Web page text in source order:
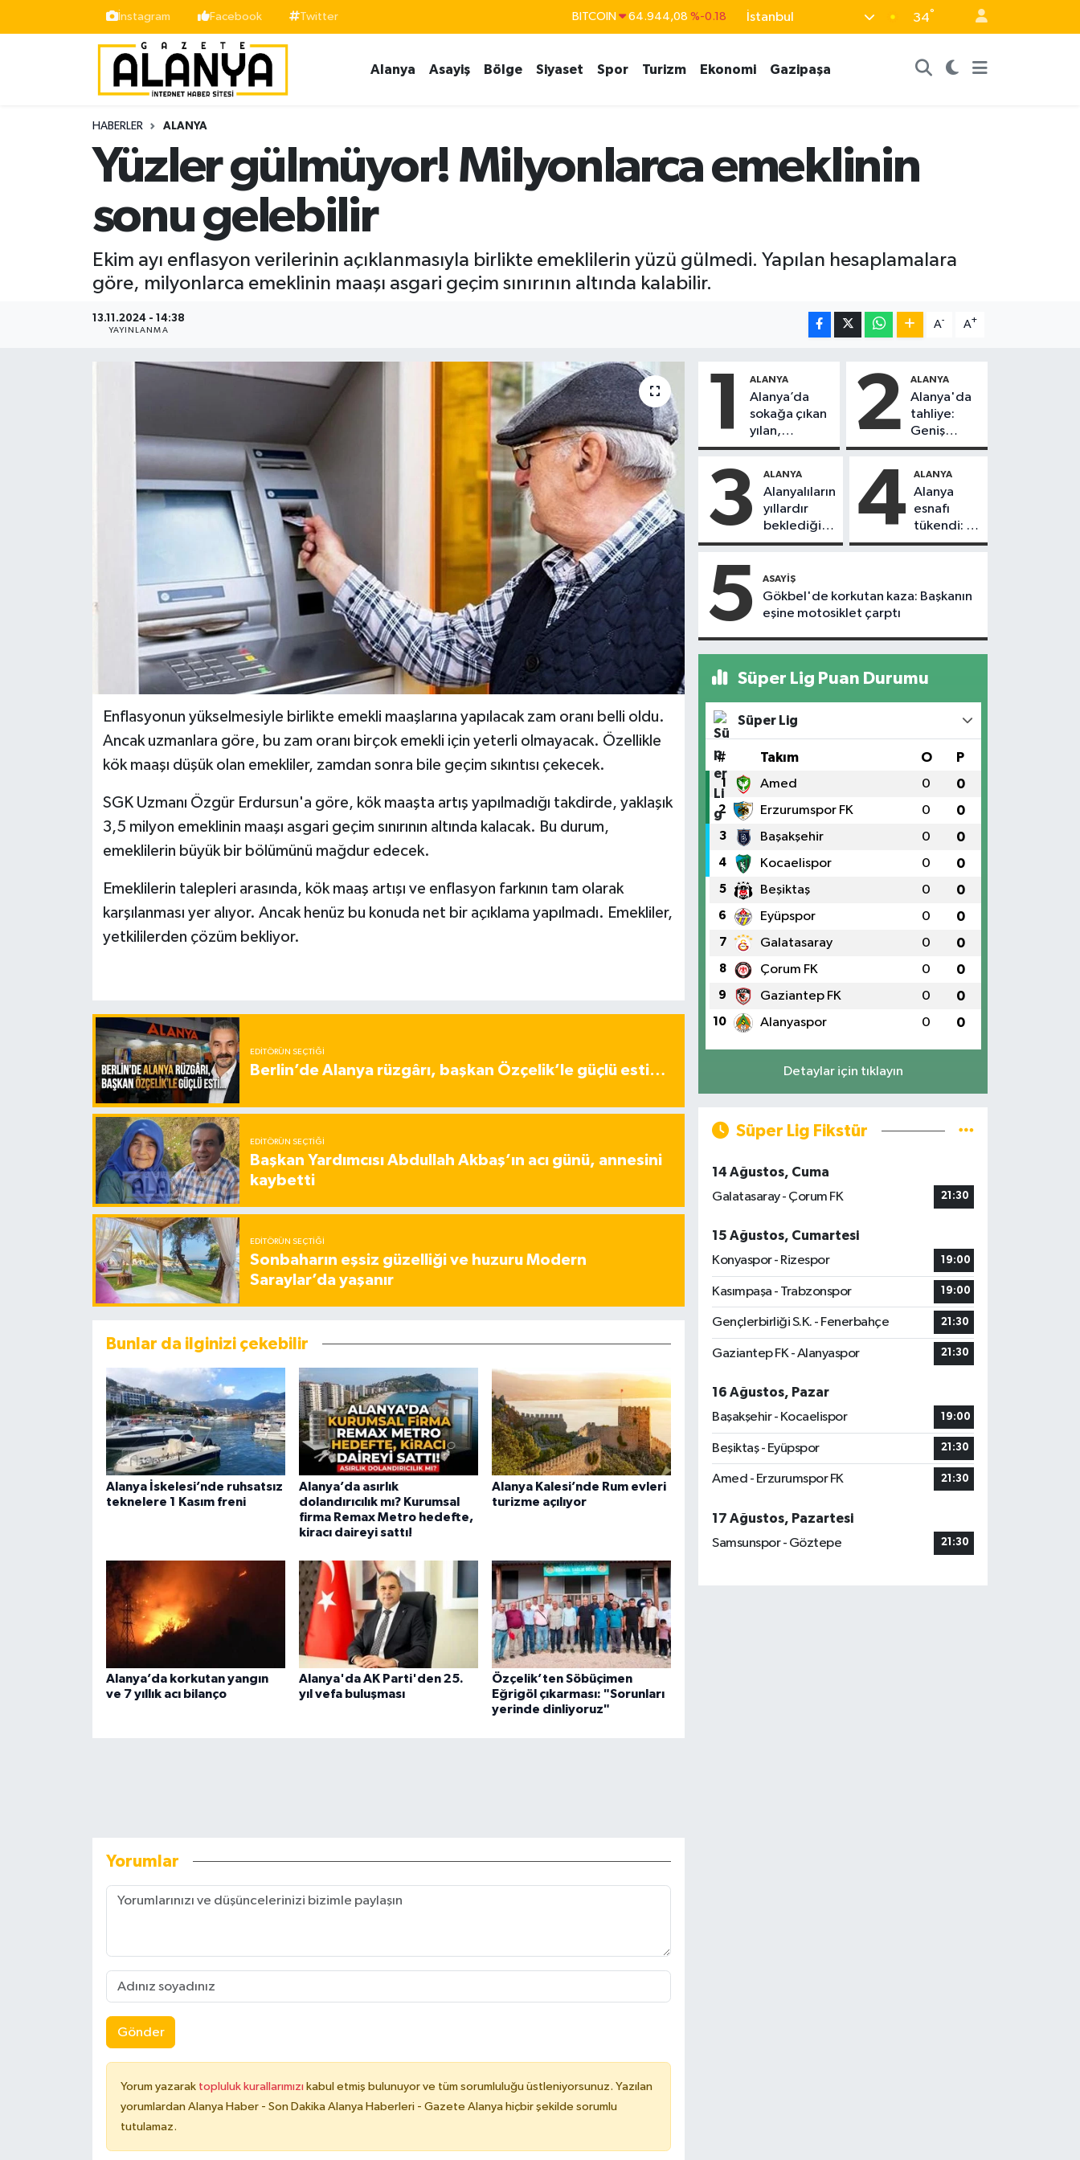
İnstagram Facebook Twitter BITCOIN 64.944,08 %-0.18
EURO 55,2510 %0.32
BİST100 13.779 %-14
İstanbul 34°
Alanya Asayiş Bölge Siyaset Spor Turizm Ekonomi Gazipaşa
HABERLER ALANYA
Yüzler gülmüyor! Milyonlarca emeklinin
sonu gelebilir
Ekim ayı enflasyon verilerinin açıklanmasıyla birlikte emeklilerin yüzü gülmedi. Yapılan hesaplamalara
göre, milyonlarca emeklinin maaşı asgari geçim sınırının altında kalabilir.
13.11.2024 - 14:38
YAYINLANMA
A- A+
Enflasyonun yükselmesiyle birlikte emekli maaşlarına yapılacak zam oranı belli oldu.
Ancak uzmanlara göre, bu zam oranı birçok emekli için yeterli olmayacak. Özellikle
kök maaşı düşük olan emekliler, zamdan sonra bile geçim sıkıntısı çekecek.
SGK Uzmanı Özgür Erdursun'a göre, kök maaşta artış yapılmadığı takdirde, yaklaşık
3,5 milyon emeklinin maaşı asgari geçim sınırının altında kalacak. Bu durum,
emeklilerin büyük bir bölümünü mağdur edecek.
Emeklilerin talepleri arasında, kök maaş artışı ve enflasyon farkının tam olarak
karşılanması yer alıyor. Ancak henüz bu konuda net bir açıklama yapılmadı. Emekliler,
yetkililerden çözüm bekliyor.
EDITÖRÜN SEÇTIĞI
Berlin’de Alanya rüzgârı, başkan Özçelik’le güçlü esti…
EDITÖRÜN SEÇTIĞI
Başkan Yardımcısı Abdullah Akbaş’ın acı günü, annesini
kaybetti
EDITÖRÜN SEÇTIĞI
Sonbaharın eşsiz güzelliği ve huzuru Modern
Saraylar’da yaşanır
Bunlar da ilginizi çekebilir
Alanya İskelesi’nde ruhsatsız
teknelere 1 Kasım freni
Alanya’da asırlık
dolandırıcılık mı? Kurumsal
firma Remax Metro hedefte,
kiracı daireyi sattı!
Alanya Kalesi’nde Rum evleri
turizme açılıyor
Alanya’da korkutan yangın
ve 7 yıllık acı bilanço
Alanya'da AK Parti'den 25.
yıl vefa buluşması
Özçelik’ten Söbüçimen
Eğrigöl çıkarması: "Sorunları
yerinde dinliyoruz"
Yorumlar
Gönder
Yorum yazarak topluluk kurallarımızı kabul etmiş bulunuyor ve tüm sorumluluğu üstleniyorsunuz. Yazılan
yorumlardan Alanya Haber - Son Dakika Alanya Haberleri - Gazete Alanya hiçbir şekilde sorumlu
tutulamaz.
1 ALANYA
Alanya’da
sokağa çıkan
yılan,
vatandaşı
2 ALANYA
Alanya'da
tahliye:
Geniş
güvenlik
alındı
3 ALANYA
Alanyalıların
yıllardır
beklediği
yol askıdan
4 ALANYA
Alanya
esnafı
tükendi: 1
ayda 150
5 ASAYIŞ
Gökbel'de korkutan kaza: Başkanın
eşine motosiklet çarptı
Süper Lig Puan Durumu
Süper Lig
# Takım O P
1 Amed 0 0
2 Erzurumspor FK 0 0
3 Başakşehir 0 0
4 Kocaelispor 0 0
5 Beşiktaş 0 0
6 Eyüpspor 0 0
7 Galatasaray 0 0
8 Çorum FK 0 0
9 Gaziantep FK 0 0
10 Alanyaspor 0 0
Detaylar için tıklayın
Süper Lig Fikstür
14 Ağustos, Cuma
Galatasaray - Çorum FK
21:30
15 Ağustos, Cumartesi
Konyaspor - Rizespor
19:00
Kasımpaşa - Trabzonspor 19:00
Gençlerbirliği S.K. - Fenerbahçe 21:30
Gaziantep FK - Alanyaspor 21:30
16 Ağustos, Pazar
Başakşehir - Kocaelispor
19:00
Beşiktaş - Eyüpspor 21:30
Amed - Erzurumspor FK 21:30
17 Ağustos, Pazartesi
Samsunspor - Göztepe
21:30
İstanbul Nöbetçi Eczaneler
İstanbul Hava Durumu
Süper Lig Puan Durumu ve Fikstür
Tüm Manşetler
Son Dakika Haberleri